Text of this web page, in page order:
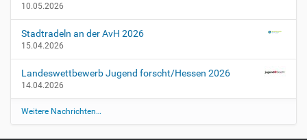
10.05.2026
Stadtradeln an der AvH 2026
15.04.2026
Landeswettbewerb Jugend forscht/Hessen 2026
14.04.2026
Weitere Nachrichten…